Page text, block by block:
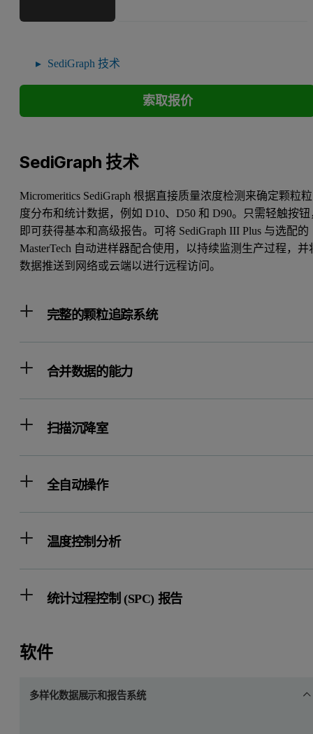
SediGraph 技术
索取报价
SediGraph 技术
Micromeritics SediGraph 根据直接质量浓度检测来确定颗粒粒
度分布和统计数据，例如 D10、D50 和 D90。只需轻触按钮
即可获得基本和高级报告。可将 SediGraph III Plus 与选配的
MasterTech 自动进样器配合使用，以持续监测生产过程，并
数据推送到网络或云端以进行远程访问。
完整的颗粒追踪系统
合并数据的能力
扫描沉降室
全自动操作
温度控制分析
统计过程控制 (SPC) 报告
软件
多样化数据展示和报告系统